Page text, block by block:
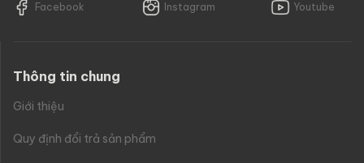
Facebook Instagram Youtube
Thông tin chung
Giới thiệu
Quy định đổi trả sản phẩm